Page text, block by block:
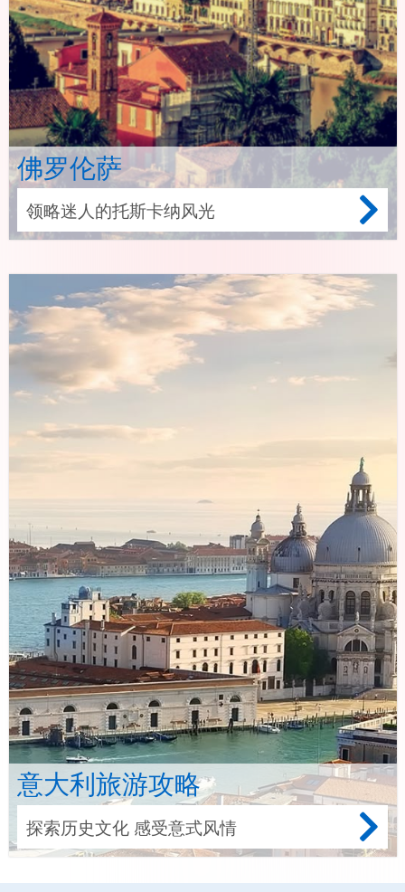
佛罗伦萨
领略迷人的托斯卡纳风光
意大利旅游攻略
探索历史文化 感受意式风情